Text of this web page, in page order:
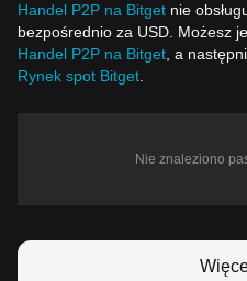
Handel P2P na Bitget nie
bezpośrednio za USD. Możesz
Handel P2P na Bitget , a
Rynek spot Bitget
Nie znaleziono